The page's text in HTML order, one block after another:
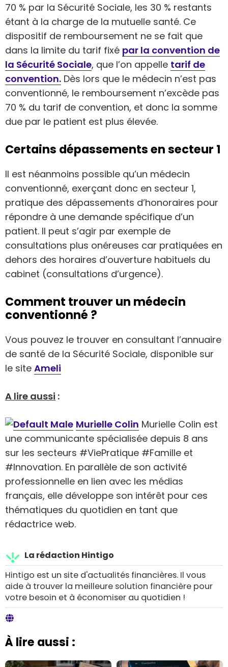
70 % par la Sécurité Sociale, les 30 % restants
étant à la charge de la mutuelle santé. Ce
dispositif de remboursement ne se fait que
dans la limite du tarif fixé par la convention de
la Sécurité Sociale, que l’on appelle tarif de
convention. Dès lors que le médecin n’est pas
conventionné, le remboursement n’excède pas
70 % du tarif de convention, et donc la somme
due par le patient est plus élevée.
Certains dépassements en secteur 1
Il est néanmoins possible qu’un médecin
conventionné, exerçant donc en secteur 1,
pratique des dépassements d’honoraires pour
répondre à une demande spécifique d’un
patient. Il peut s’agir par exemple de
consultations plus onéreuses car pratiquées en
dehors des horaires d’ouverture habituels du
cabinet (consultations d’urgence).
Comment trouver un médecin
conventionné ?
Vous pouvez le trouver en consultant l’annuaire
de santé de la Sécurité Sociale, disponible sur
le site Ameli
A lire aussi :
Murielle Colin Murielle Colin est
une communicante spécialisée depuis 8 ans
sur les secteurs #ViePratique #Famille et
#Innovation. En parallèle de son activité
professionnelle en lien avec les médias
français, elle développe son intérêt pour ces
thématiques du quotidien en tant que
rédactrice web.
La rédaction Hintigo
Hintigo est un site d'actualités financières. Il vous
aide à trouver la meilleure solution financière pour
votre besoin et à économiser au quotidien !
À lire aussi :